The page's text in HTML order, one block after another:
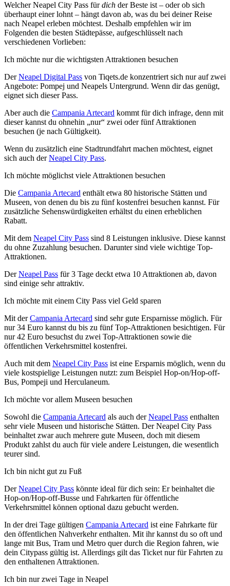
Welcher Neapel City Pass fürdich der Beste ist – oder ob sich
überhaupt einer lohnt – hängt davon ab, was du bei deiner Reise
nach Neapel erleben möchtest. Deshalb empfehlen wir im
Folgenden die besten Städtepässe, aufgeschlüsselt nach
verschiedenen Vorlieben:
Ich möchte nur die wichtigsten Attraktionen besuchen
DerNeapel Digital Pass von Tiqets.de konzentriert sich nur auf zwei
Angebote: Pompej und Neapels Untergrund. Wenn dir das genügt,
eignet sich dieser Pass.
Aber auch die Campania Artecard kommt für dich infrage, denn mit
dieser kannst du ohnehin „nur“ zwei oder fünf Attraktionen
besuchen (je nach Gültigkeit).
Wenn du zusätzlich eine Stadtrundfahrt machen möchtest, eignet
sich auch derNeapel City Pass.
Ich möchte möglichst viele Attraktionen besuchen
Die Campania Artecard enthält etwa 80 historische Stätten und
Museen, von denen du bis zu fünf kostenfrei besuchen kannst. Für
zusätzliche Sehenswürdigkeiten erhältst du einen erheblichen
Rabatt.
Mit dem Neapel City Pass sind 8 Leistungen inklusive. Diese kannst
du ohne Zuzahlung besuchen. Darunter sind viele wichtige Top-
Attraktionen.
DerNeapel Pass für 3 Tage deckt etwa 10 Attraktionen ab, davon
sind einige sehr attraktiv.
Ich möchte mit einem City Pass viel Geld sparen
Mit derCampania Artecard sind sehr gute Ersparnisse möglich. Für
nur 34 Euro kannst du bis zu fünf Top-Attraktionen besichtigen. Für
nur 42 Euro besuchst du zwei Top-Attraktionen sowie die
öffentlichen Verkehrsmittel kostenfrei.
Auch mit dem Neapel City Pass ist eine Ersparnis möglich, wenn du
viele kostspielige Leistungen nutzt: zum Beispiel Hop-on/Hop-off-
Bus, Pompeji und Herculaneum.
Ich möchte vor allem Museen besuchen
Sowohl die Campania Artecard als auch derNeapel Pass enthalten
sehr viele Museen und historische Stätten. Der Neapel City Pass
beinhaltet zwar auch mehrere gute Museen, doch mit diesem
Produkt zahlst du auch für viele andere Leistungen, die wesentlich
teurer sind.
Ich bin nicht gut zu Fuß
DerNeapel City Pass könnte ideal für dich sein: Er beinhaltet die
Hop-on/Hop-off-Busse und Fahrkarten für öffentliche
Verkehrsmittel können optional dazu gebucht werden.
In der drei Tage gültigen Campania Artecard ist eine Fahrkarte für
den öffentlichen Nahverkehr enthalten. Mit ihr kannst du so oft und
lange mit Bus, Tram und Metro quer durch die Region fahren, wie
dein Citypass gültig ist. Allerdings gilt das Ticket nur für Fahrten zu
den enthaltenen Attraktionen.
Ich bin nur zwei Tage in Neapel